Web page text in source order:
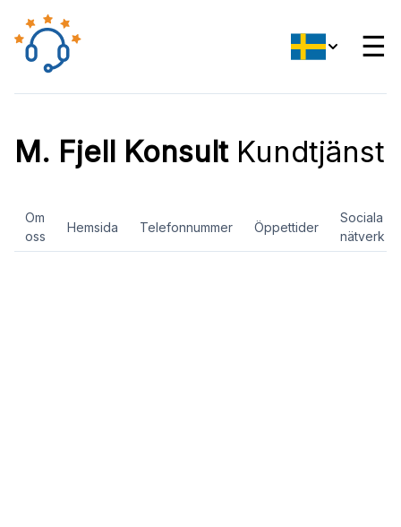
☰
M. Fjell KonsultKundtjänst
Om
oss
Hemsida Telefonnummer Öppettider
Sociala
nätverk